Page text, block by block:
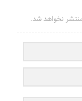
منتشر نخواهد شد.